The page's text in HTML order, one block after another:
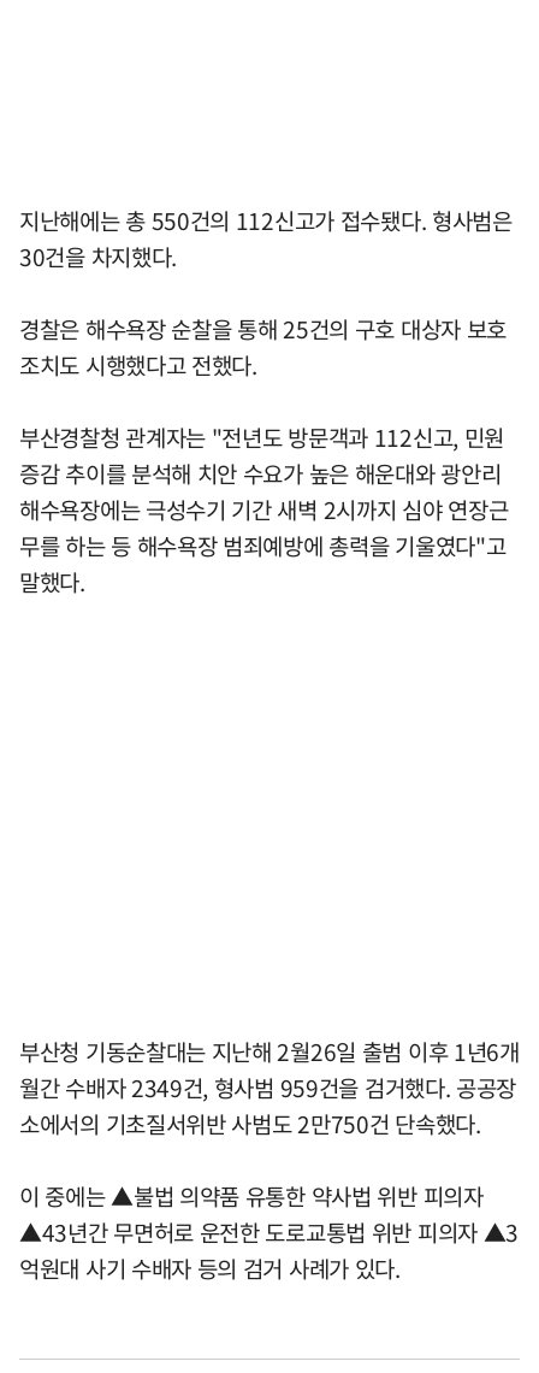
지난해에는 총 550건의 112신고가 접수됐다. 형사범은
30건을 차지했다.
경찰은 해수욕장 순찰을 통해 25건의 구호 대상자 보호
조치도 시행했다고 전했다.
부산경찰청 관계자는 "전년도 방문객과 112신고, 민원
증감 추이를 분석해 치안 수요가 높은 해운대와 광안리
해수욕장에는 극성수기 기간 새벽 2시까지 심야 연장근
무를 하는 등 해수욕장 범죄예방에 총력을 기울였다"고
말했다.
부산청 기동순찰대는 지난해 2월26일 출범 이후 1년6개
월간 수배자 2349건, 형사범 959건을 검거했다. 공공장
소에서의 기초질서위반 사범도 2만750건 단속했다.
이 중에는 ▲불법 의약품 유통한 약사법 위반 피의자
▲43년간 무면허로 운전한 도로교통법 위반 피의자 ▲3
억원대 사기 수배자 등의 검거 사례가 있다.